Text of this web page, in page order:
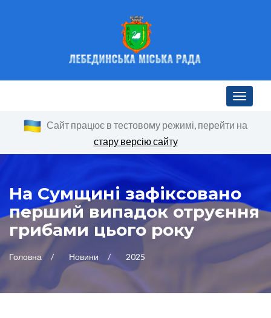
Toggle
Сайт працює в тестовому режимі, перейти на
стару версію сайту
На Сумщині зафіксовано
перший випадок отруєння
грибами цього року
Головна Новини 2025